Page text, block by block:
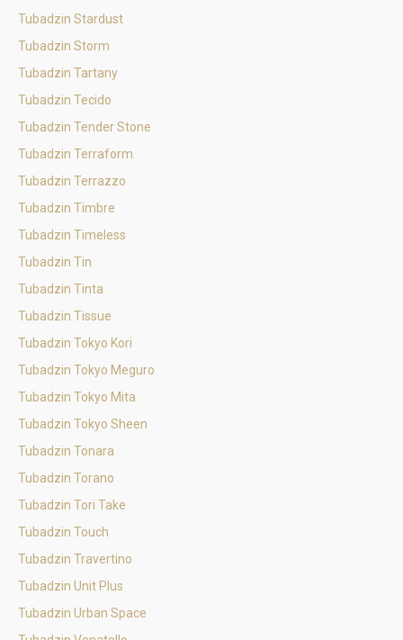
Tubadzin Stardust
Tubadzin Storm
Tubadzin Tartany
Tubadzin Tecido
Tubadzin Tender Stone
Tubadzin Terraform
Tubadzin Terrazzo
Tubadzin Timbre
Tubadzin Timeless
Tubadzin Tin
Tubadzin Tinta
Tubadzin Tissue
Tubadzin Tokyo Kori
Tubadzin Tokyo Meguro
Tubadzin Tokyo Mita
Tubadzin Tokyo Sheen
Tubadzin Tonara
Tubadzin Torano
Tubadzin Tori Take
Tubadzin Touch
Tubadzin Travertino
Tubadzin Unit Plus
Tubadzin Urban Space